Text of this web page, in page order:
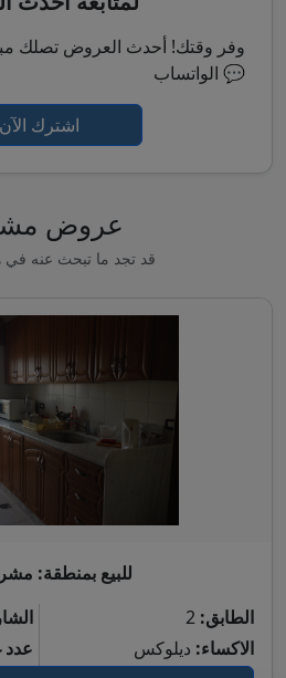
الواتساب 💬
اشترك الآن
عروض
قد تجد ما تبحث عنه
للبيع بمنطقة:
عدد
الطابق:
الاكساء: ديلوكس